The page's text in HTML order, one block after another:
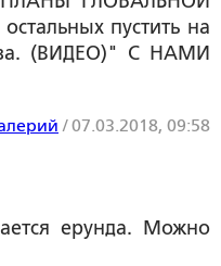
пустить на
(ВИДЕО)" С НАМИ
/07.03.2018, 09:58
ерунда. Можно